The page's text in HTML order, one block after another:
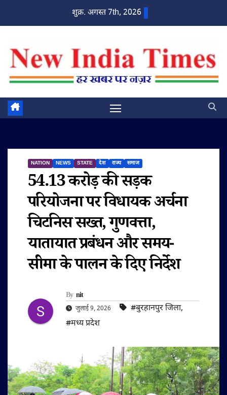
शुक्र. अगस्त 7th, 2026
NATION NEWS STATE देश राज्य समाज
54.13 करोड़ की सड़क
परियोजना पर विधायक अर्चना
चिटनिस सख्त, गुणवत्ता,
यातायात प्रबंधन और समय-
सीमा के पालन के दिए निर्देश
By nit
जुलाई 9, 2026 #बुरहानपुर जिला,
#मध्य प्रदेश